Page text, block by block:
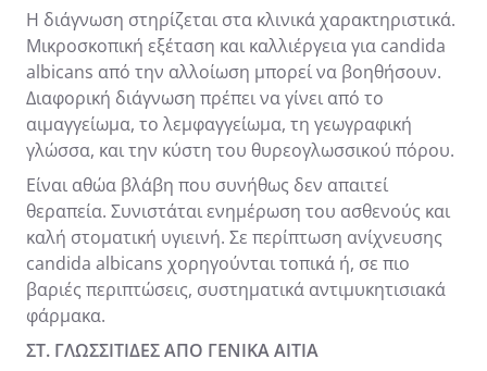
Η διάγνωση στηρίζεται στα κλινικά χαρακτηριστικά.
Μικροσκοπική εξέταση και καλλιέργεια για candida
albicans από την αλλοίωση μπορεί να βοηθήσουν.
Διαφορική διάγνωση πρέπει να γίνει από το
αιμαγγείωμα, το λεμφαγγείωμα, τη γεωγραφική
γλώσσα, και την κύστη του θυρεογλωσσικού πόρου.
Είναι αθώα βλάβη που συνήθως δεν απαιτεί
θεραπεία. Συνιστάται ενημέρωση του ασθενούς και
καλή στοματική υγιεινή. Σε περίπτωση ανίχνευσης
candida albicans χορηγούνται τοπικά ή, σε πιο
βαριές περιπτώσεις, συστηματικά αντιμυκητισιακά
φάρμακα.
ΣΤ. ΓΛΩΣΣΙΤΙΔΕΣ ΑΠΟ ΓΕΝΙΚΑ ΑΙΤΙΑ